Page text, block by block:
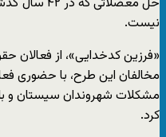
نیست.
«فرزین کدخدایی»، از فعالان
مخالفان این طرح، با حضوری
مشکلات شهروندان سیستان و
کرد.